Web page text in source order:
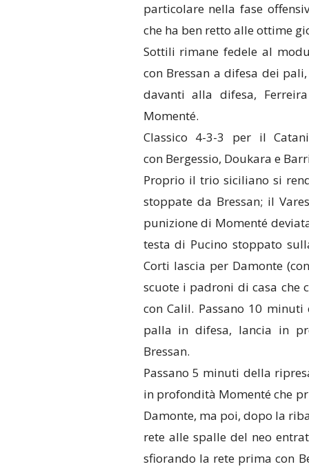
particolare nella fase
che ha ben retto alle ottime
Sottili rimane fedele al
con Bressan a difesa dei
davanti alla difesa,
Momenté.
Classico 4-3-3 per il
con Bergessio, Doukara e
Proprio il trio siciliano si
stoppate da Bressan; il
punizione di Momenté
testa di Pucino stoppato
Corti lascia per Damonte
scuote i padroni di casa che
con Calil. Passano 10
palla in difesa, lancia in
Bressan.
Passano 5 minuti della
in profondità Momenté che
Damonte, ma poi, dopo la
rete alle spalle del neo
sfiorando la rete prima con